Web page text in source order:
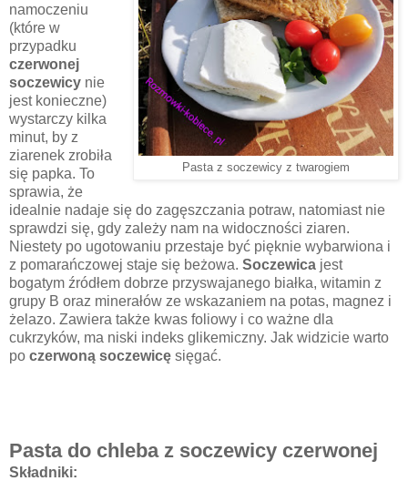
Pasta z soczewicy z twarogiem
namoczeniu
(które w
przypadku
czerwonej
soczewicy nie
jest konieczne)
wystarczy kilka
minut, by z
ziarenek zrobiła
się papka. To
sprawia, że
idealnie nadaje się do zagęszczania potraw, natomiast nie
sprawdzi się, gdy zależy nam na widoczności ziaren.
Niestety po ugotowaniu przestaje być pięknie wybarwiona i
z pomarańczowej staje się beżowa. Soczewica jest
bogatym źródłem dobrze przyswajanego białka, witamin z
grupy B oraz minerałów ze wskazaniem na potas, magnez i
żelazo. Zawiera także kwas foliowy i co ważne dla
cukrzyków, ma niski indeks glikemiczny. Jak widzicie warto
po czerwoną soczewicę sięgać.
Pasta do chleba z soczewicy czerwonej
Składniki: